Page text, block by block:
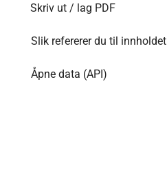
Skriv ut / lag PDF
Slik refererer du til innholdet
Åpne data (API)